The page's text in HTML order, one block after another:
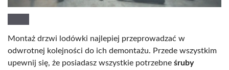
Montaż drzwi lodówki najlepiej przeprowadzać w
odwrotnej kolejności do ich demontażu. Przede wszystkim
upewnij się, że posiadasz wszystkie potrzebne śruby